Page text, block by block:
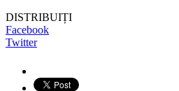
DISTRIBUIȚI
Facebook
Twitter